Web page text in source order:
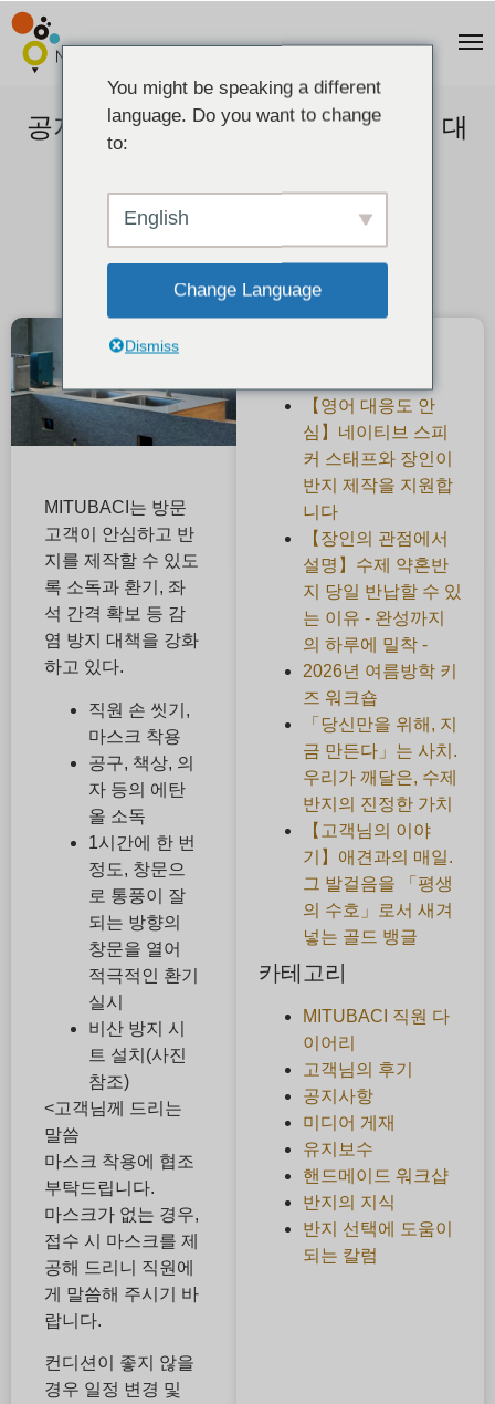
공지사항】MITUBACI의 감염 방지 대
MITUBACI는 방문
고객이 안심하고 반
지를 제작할 수 있도
록 소독과 환기, 좌
석 간격 확보 등 감
염 방지 대책을 강화
하고 있다.
직원 손 씻기,
마스크 착용
공구, 책상, 의
자 등의 에탄
올 소독
1시간에 한 번
정도, 창문으
로 통풍이 잘
되는 방향의
창문을 열어
적극적인 환기
실시
비산 방지 시
트 설치(사진
참조)
<고객님께 드리는
말씀
마스크 착용에 협조
부탁드립니다.
마스크가 없는 경우,
접수 시 마스크를 제
공해 드리니 직원에
게 말씀해 주시기 바
랍니다.
컨디션이 좋지 않을
경우 일정 변경 및
【영어 대응도 안
심】네이티브 스피
커 스태프와 장인이
반지 제작을 지원합
니다
【장인의 관점에서
설명】수제 약혼반
지 당일 반납할 수 있
는 이유 - 완성까지
의 하루에 밀착 -
2026년 여름방학 키
즈 워크숍
「당신만을 위해, 지
금 만든다」는 사치.
우리가 깨달은, 수제
반지의 진정한 가치
【고객님의 이야
기】애견과의 매일.
그 발걸음을 「평생
의 수호」로서 새겨
넣는 골드 뱅글
카테고리
MITUBACI 직원 다
이어리
고객님의 후기
공지사항
미디어 게재
유지보수
핸드메이드 워크샵
반지의 지식
반지 선택에 도움이
되는 칼럼
You might be speaking a different
language. Do you want to change
to:
English
Change Language
Dismiss